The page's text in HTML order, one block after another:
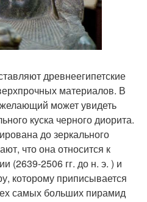
древнеегипетские
материалов. В
может увидеть
куска черного диорита.
до зеркального
что она относится к
(2639-2506 гг. до н. э. ) и
которому приписывается
самых больших пирамид